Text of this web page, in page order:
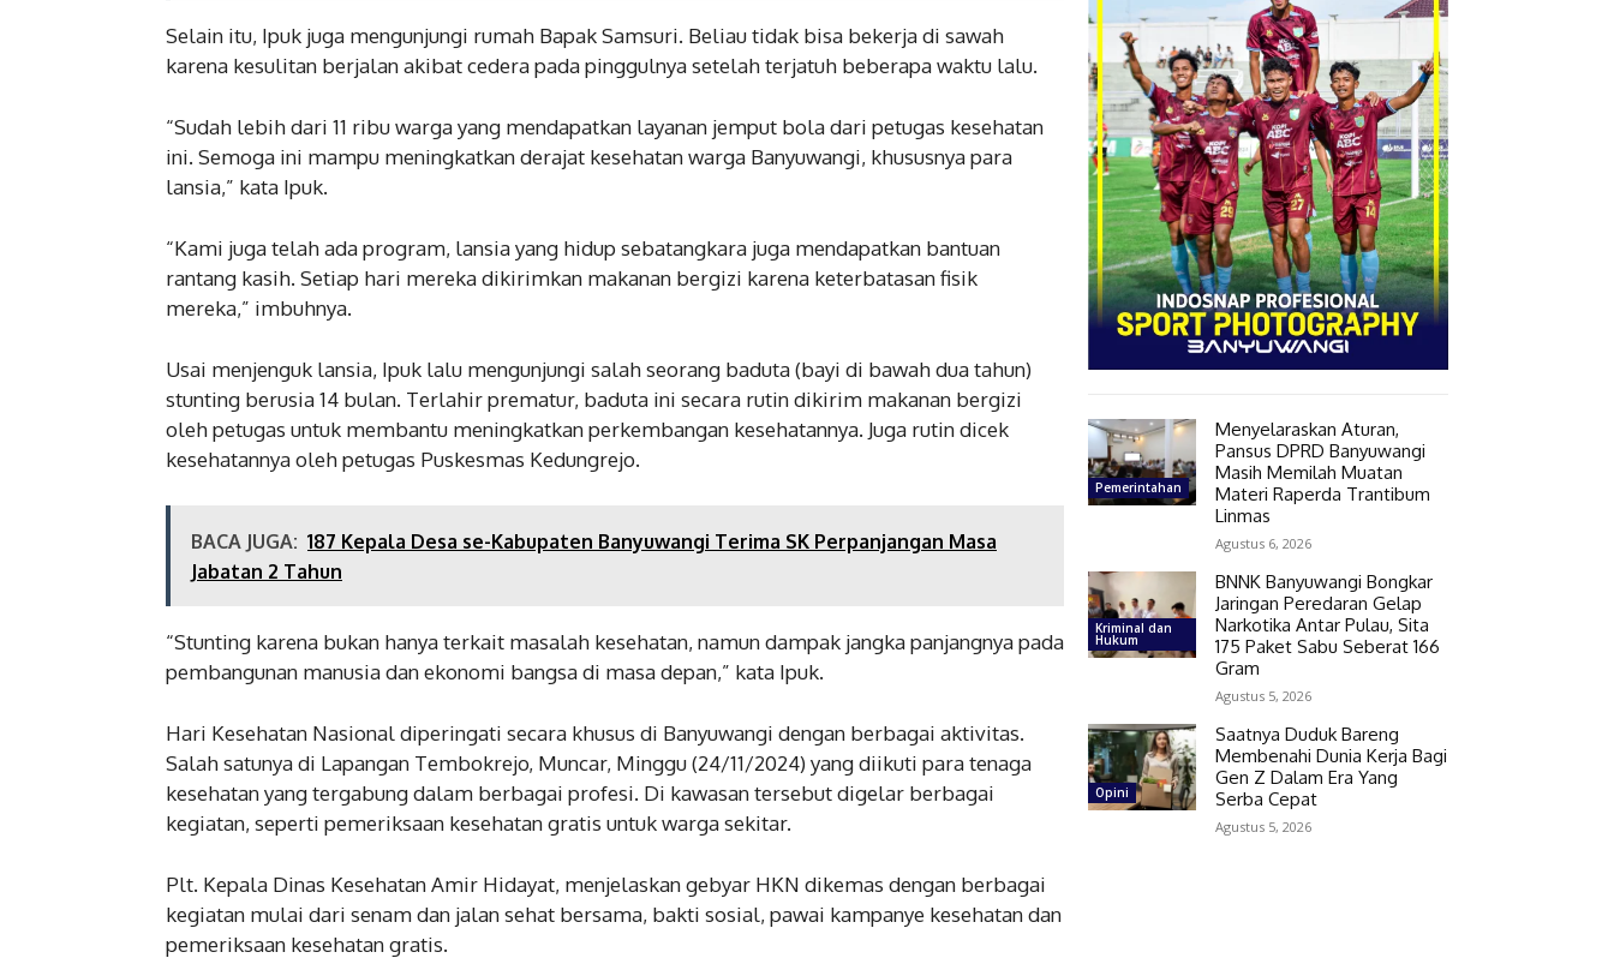
Selain itu, Ipuk juga mengunjungi rumah Bapak Samsuri. Beliau tidak bisa bekerja di sawah
karena kesulitan berjalan akibat cedera pada pinggulnya setelah terjatuh beberapa waktu lalu.
“Sudah lebih dari 11 ribu warga yang mendapatkan layanan jemput bola dari petugas kesehatan
ini. Semoga ini mampu meningkatkan derajat kesehatan warga Banyuwangi, khususnya para
lansia,” kata Ipuk.
“Kami juga telah ada program, lansia yang hidup sebatangkara juga mendapatkan bantuan
rantang kasih. Setiap hari mereka dikirimkan makanan bergizi karena keterbatasan fisik
mereka,” imbuhnya.
Usai menjenguk lansia, Ipuk lalu mengunjungi salah seorang baduta (bayi di bawah dua tahun)
stunting berusia 14 bulan. Terlahir prematur, baduta ini secara rutin dikirim makanan bergizi
oleh petugas untuk membantu meningkatkan perkembangan kesehatannya. Juga rutin dicek
kesehatannya oleh petugas Puskesmas Kedungrejo.
BACA JUGA: 187 Kepala Desa se-Kabupaten Banyuwangi Terima SK Perpanjangan Masa
Jabatan 2 Tahun
“Stunting karena bukan hanya terkait masalah kesehatan, namun dampak jangka panjangnya pada
pembangunan manusia dan ekonomi bangsa di masa depan,” kata Ipuk.
Hari Kesehatan Nasional diperingati secara khusus di Banyuwangi dengan berbagai aktivitas.
Salah satunya di Lapangan Tembokrejo, Muncar, Minggu (24/11/2024) yang diikuti para tenaga
kesehatan yang tergabung dalam berbagai profesi. Di kawasan tersebut digelar berbagai
kegiatan, seperti pemeriksaan kesehatan gratis untuk warga sekitar.
Plt. Kepala Dinas Kesehatan Amir Hidayat, menjelaskan gebyar HKN dikemas dengan berbagai
kegiatan mulai dari senam dan jalan sehat bersama, bakti sosial, pawai kampanye kesehatan dan
pemeriksaan kesehatan gratis.
Pemerintahan
Menyelaraskan Aturan,
Pansus DPRD Banyuwangi
Masih Memilah Muatan
Materi Raperda Trantibum
Linmas
Agustus 6, 2026
Kriminal dan
Hukum
BNNK Banyuwangi Bongkar
Jaringan Peredaran Gelap
Narkotika Antar Pulau, Sita
175 Paket Sabu Seberat 166
Gram
Agustus 5, 2026
Opini
Saatnya Duduk Bareng
Membenahi Dunia Kerja Bagi
Gen Z Dalam Era Yang
Serba Cepat
Agustus 5, 2026